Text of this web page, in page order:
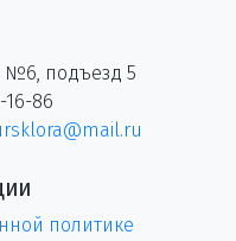
№6, подъезд 5
16-86
политике